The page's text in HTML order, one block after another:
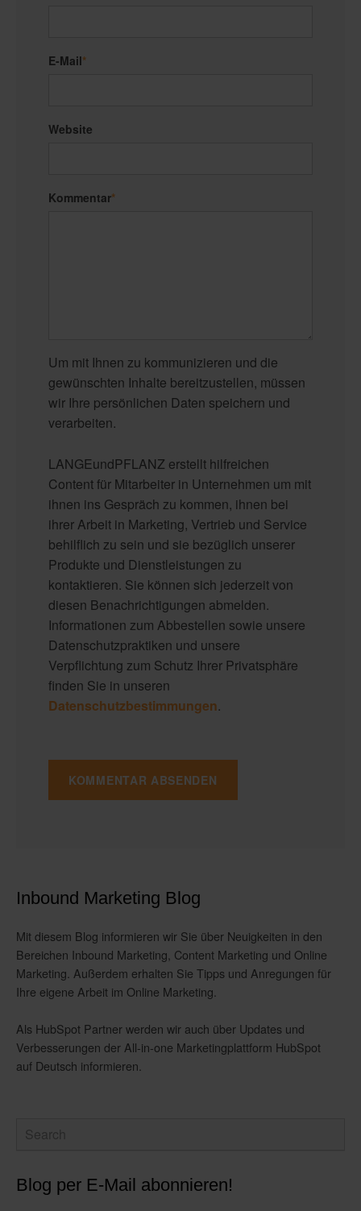
E-Mail*
Website
Kommentar*
Um mit Ihnen zu kommunizieren und die
gewünschten Inhalte bereitzustellen, müssen
wir Ihre persönlichen Daten speichern und
verarbeiten.
LANGEundPFLANZ erstellt hilfreichen
Content für Mitarbeiter in Unternehmen um mit
ihnen ins Gespräch zu kommen, ihnen bei
ihrer Arbeit in Marketing, Vertrieb und Service
behilflich zu sein und sie bezüglich unserer
Produkte und Dienstleistungen zu
kontaktieren. Sie können sich jederzeit von
diesen Benachrichtigungen abmelden.
Informationen zum Abbestellen sowie unsere
Datenschutzpraktiken und unsere
Verpflichtung zum Schutz Ihrer Privatsphäre
finden Sie in unseren
Datenschutzbestimmungen.
Inbound Marketing Blog
Mit diesem Blog informieren wir Sie über Neuigkeiten in den
Bereichen Inbound Marketing, Content Marketing und Online
Marketing. Außerdem erhalten Sie Tipps und Anregungen für
Ihre eigene Arbeit im Online Marketing.
Als HubSpot Partner werden wir auch über Updates und
Verbesserungen der All-in-one Marketingplattform HubSpot
auf Deutsch informieren.
Blog per E-Mail abonnieren!